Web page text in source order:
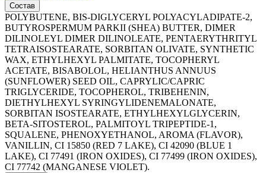
Состав
POLYBUTENE, BIS-DIGLYCERYL POLYACYLADIPATE-2,
BUTYROSPERMUM PARKII (SHEA) BUTTER, DIMER
DILINOLEYL DIMER DILINOLEATE, PENTAERYTHRITYL
TETRAISOSTEARATE, SORBITAN OLIVATE, SYNTHETIC
WAX, ETHYLHEXYL PALMITATE, TOCOPHERYL
ACETATE, BISABOLOL, HELIANTHUS ANNUUS
(SUNFLOWER) SEED OIL, CAPRYLIC/CAPRIC
TRIGLYCERIDE, TOCOPHEROL, TRIBEHENIN,
DIETHYLHEXYL SYRINGYLIDENEMALONATE,
SORBITAN ISOSTEARATE, ETHYLHEXYLGLYCERIN,
BETA-SITOSTEROL, PALMITOYL TRIPEPTIDE-1,
SQUALENE, PHENOXYETHANOL, AROMA (FLAVOR),
VANILLIN, CI 15850 (RED 7 LAKE), CI 42090 (BLUE 1
LAKE), CI 77491 (IRON OXIDES), CI 77499 (IRON OXIDES),
CI 77742 (MANGANESE VIOLET).